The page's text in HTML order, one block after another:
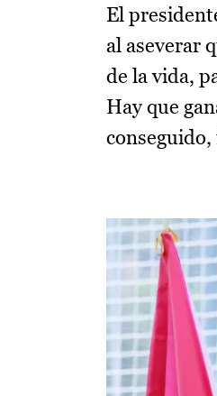
El
al aseverar
de la vida,
Hay que